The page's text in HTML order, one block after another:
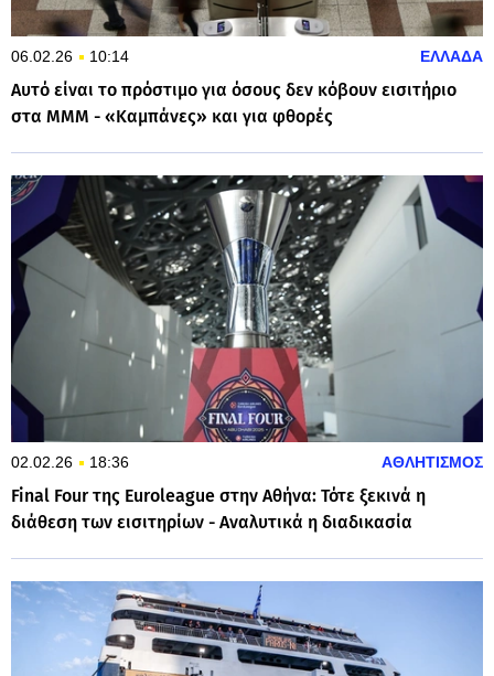
06.02.26 10:14 ΕΛΛΑΔΑ
Aυτό είναι το πρόστιμο για όσους δεν κόβουν εισιτήριο
στα ΜΜΜ - «Καμπάνες» και για φθορές
02.02.26 18:36 ΑΘΛΗΤΙΣΜΟΣ
Final Four της Euroleague στην Αθήνα: Τότε ξεκινά η
διάθεση των εισιτηρίων - Αναλυτικά η διαδικασία